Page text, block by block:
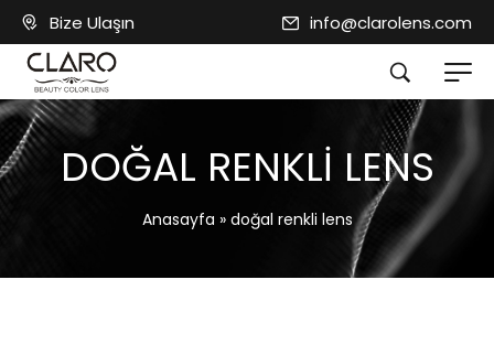
Bize Ulaşın info@clarolens.com
DOĞAL RENKLI LENS
Anasayfa » doğal renkli lens